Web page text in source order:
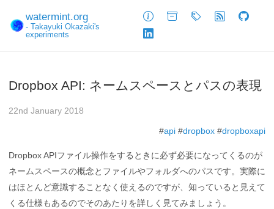
watermint.org
- Takayuki Okazaki's
experiments
AboutArchiveTags Feed
GitHub
LinkedIn
Dropbox API: ネームスペースとパスの表現
22nd January 2018
#api #dropbox #dropboxapi
Dropbox APIファイル操作をするときに必ず必要になってくるのが
ネームスペースの概念とファイルやフォルダへのパスです。実際に
はほとんど意識することなく使えるのですが、知っていると見えて
くる仕様もあるのでそのあたりを詳しく見てみましょう。